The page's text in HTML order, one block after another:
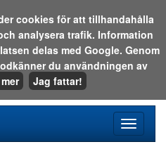
meny
cookies för att tillhandahålla
analysera trafik. Information
delas med Google. Genom
du användningen av
Jag fattar!